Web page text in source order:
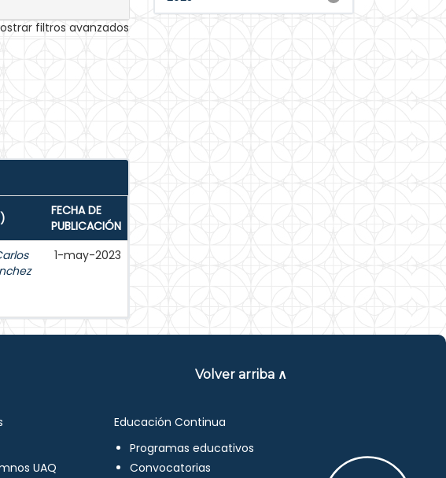
filtros avanzados
FECHA DE
PUBLICACIÓN
1-may-2023
Volver arriba ∧
UAQ
Educación Continua
Programas educativos
Convocatorias